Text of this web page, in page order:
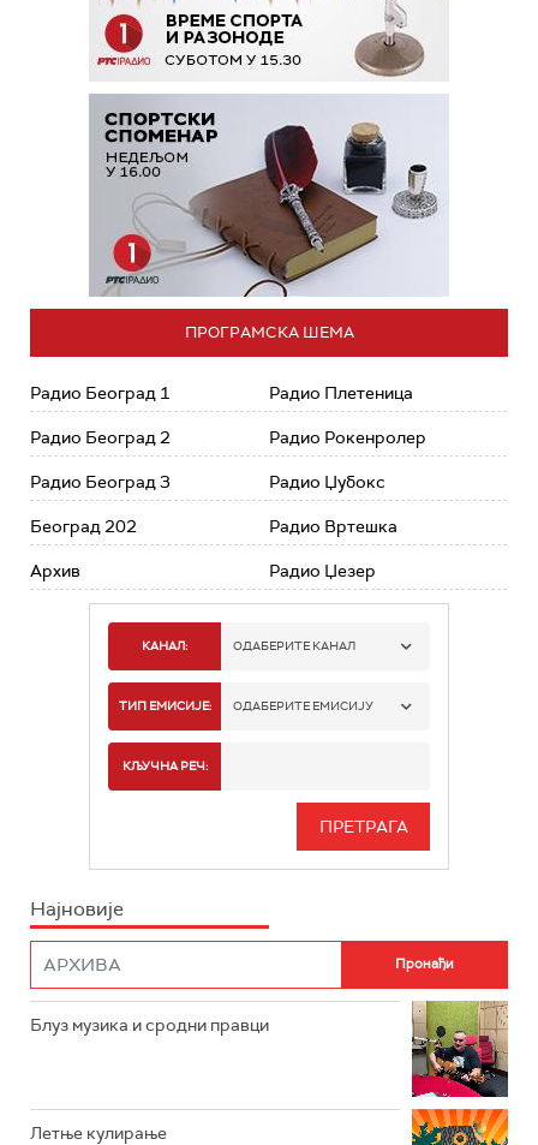
ПРОГРАМСКА ШЕМА
Радио Београд 1
Радио Београд 2
Радио Београд 3
Београд 202
Архив
Радио Плетеница
Радио Рокенролер
Радио Џубокс
Радио Вртешка
Радио Џезер
КАНАЛ: ОДАБЕРИТЕ КАНАЛ
РАДИО БЕОГРАД 1
РАДИО БЕОГРАД 3
РАДИО РОКЕНРОЛЕР
РАДИО ЏЕЗЕР
ТИП ЕМИСИЈЕ: ОДАБЕРИТЕ ЕМИСИЈУ
ИНФО
КЉУЧНА РЕЧ:
Најновије
Блуз музика и сродни правци
Летње кулирање